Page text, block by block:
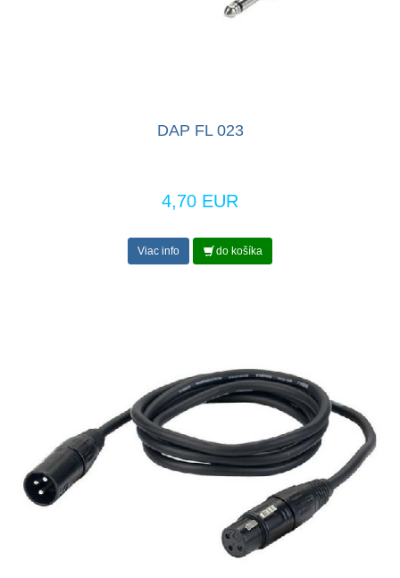
DAP FL 023
4,70 EUR
Viac info do košíka